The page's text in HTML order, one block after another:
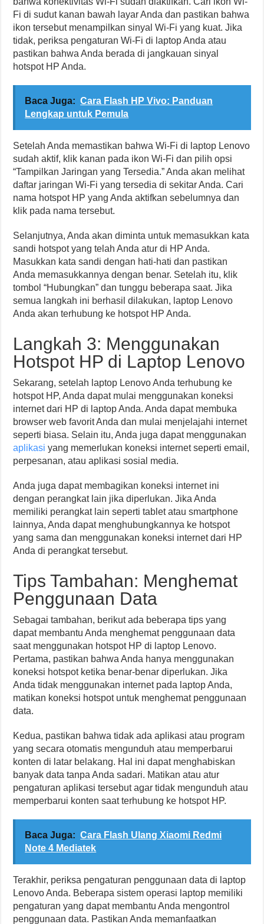
Fi di sudut kanan bawah layar Anda dan pastikan bahwa
ikon tersebut menampilkan sinyal Wi-Fi yang kuat. Jika
tidak, periksa pengaturan Wi-Fi di laptop Anda atau
pastikan bahwa Anda berada di jangkauan sinyal
hotspot HP Anda.
Baca Juga: Cara Flash HP Vivo: Panduan
Lengkap untuk Pemula
Setelah Anda memastikan bahwa Wi-Fi di laptop Lenovo
sudah aktif, klik kanan pada ikon Wi-Fi dan pilih opsi
“Tampilkan Jaringan yang Tersedia.” Anda akan melihat
daftar jaringan Wi-Fi yang tersedia di sekitar Anda. Cari
nama hotspot HP yang Anda aktifkan sebelumnya dan
klik pada nama tersebut.
Selanjutnya, Anda akan diminta untuk memasukkan kata
sandi hotspot yang telah Anda atur di HP Anda.
Masukkan kata sandi dengan hati-hati dan pastikan
Anda memasukkannya dengan benar. Setelah itu, klik
tombol “Hubungkan” dan tunggu beberapa saat. Jika
semua langkah ini berhasil dilakukan, laptop Lenovo
Anda akan terhubung ke hotspot HP Anda.
Langkah 3: Menggunakan
Hotspot HP di Laptop Lenovo
Sekarang, setelah laptop Lenovo Anda terhubung ke
hotspot HP, Anda dapat mulai menggunakan koneksi
internet dari HP di laptop Anda. Anda dapat membuka
browser web favorit Anda dan mulai menjelajahi internet
seperti biasa. Selain itu, Anda juga dapat menggunakan
aplikasi yang memerlukan koneksi internet seperti email,
perpesanan, atau aplikasi sosial media.
Anda juga dapat membagikan koneksi internet ini
dengan perangkat lain jika diperlukan. Jika Anda
memiliki perangkat lain seperti tablet atau smartphone
lainnya, Anda dapat menghubungkannya ke hotspot
yang sama dan menggunakan koneksi internet dari HP
Anda di perangkat tersebut.
Tips Tambahan: Menghemat
Penggunaan Data
Sebagai tambahan, berikut ada beberapa tips yang
dapat membantu Anda menghemat penggunaan data
saat menggunakan hotspot HP di laptop Lenovo.
Pertama, pastikan bahwa Anda hanya menggunakan
koneksi hotspot ketika benar-benar diperlukan. Jika
Anda tidak menggunakan internet pada laptop Anda,
matikan koneksi hotspot untuk menghemat penggunaan
data.
Kedua, pastikan bahwa tidak ada aplikasi atau program
yang secara otomatis mengunduh atau memperbarui
konten di latar belakang. Hal ini dapat menghabiskan
banyak data tanpa Anda sadari. Matikan atau atur
pengaturan aplikasi tersebut agar tidak mengunduh atau
memperbarui konten saat terhubung ke hotspot HP.
Baca Juga: Cara Flash Ulang Xiaomi Redmi
Note 4 Mediatek
Terakhir, periksa pengaturan penggunaan data di laptop
Lenovo Anda. Beberapa sistem operasi laptop memiliki
pengaturan yang dapat membantu Anda mengontrol
penggunaan data. Pastikan Anda memanfaatkan